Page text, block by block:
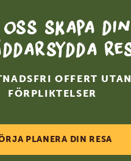
oss skapa din
OFFERT UTAN
FÖRPLIKTELSER
PLANERA DIN RESA